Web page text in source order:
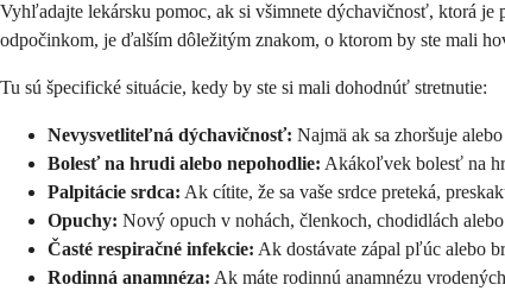
Vyhľadajte lekársku pomoc, ak si všimnete dýchavičnosť, ktorá je
odpočinkom, je ďalším dôležitým znakom, o ktorom by ste mali
Tu sú špecifické situácie, kedy by ste si mali dohodnúť stretnutie:
Nevysvetliteľná dýchavičnosť: Najmä ak sa zhoršuje
Bolesť na hrudi alebo nepohodlie: Akákoľvek bolesť na
Palpitácie srdca: Ak cítite, že sa vaše srdce preteká,
Opuchy: Nový opuch v nohách, členkoch, chodidlách
Časté respiračné infekcie: Ak dostávate zápal pľúc alebo
Rodinná anamnéza: Ak máte rodinnú anamnézu